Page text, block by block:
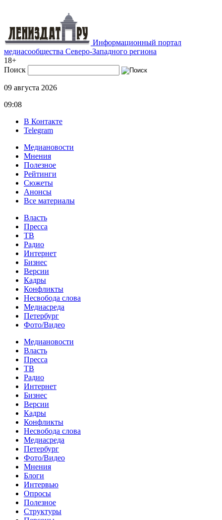
Информационный портал
медиасообщества Северо-Западного региона
18+
Поиск
09 августа 2026
09:08
В Контакте
Telegram
Медиановости
Мнения
Полезное
Рейтинги
Сюжеты
Анонсы
Все материалы
Власть
Пресса
ТВ
Радио
Интернет
Бизнес
Версии
Кадры
Конфликты
Несвобода слова
Медиасреда
Петербург
Фото/Видео
Медиановости
Власть
Пресса
ТВ
Радио
Интернет
Бизнес
Версии
Кадры
Конфликты
Несвобода слова
Медиасреда
Петербург
Фото/Видео
Мнения
Блоги
Интервью
Опросы
Полезное
Структуры